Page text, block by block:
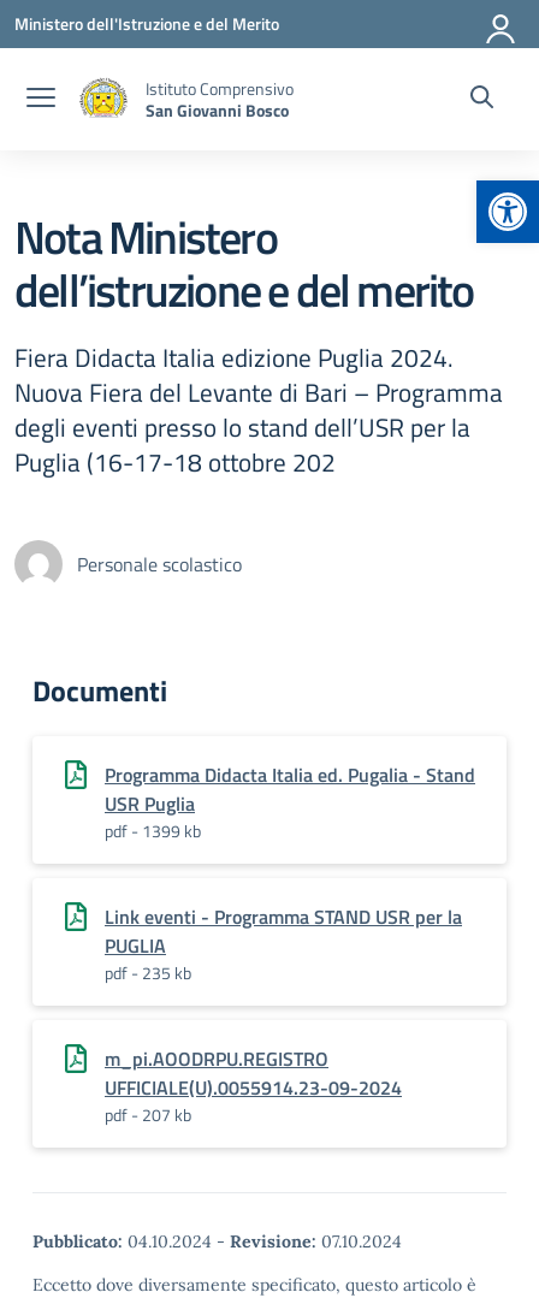
Vai ai contenuti
Vai al menu di navigazione
Vai al footer
Ministero dell'Istruzione e del Merito
Istituto Comprensivo
San Giovanni Bosco
Nota Ministero
dell’istruzione e del merito
Fiera Didacta Italia edizione Puglia 2024.
Nuova Fiera del Levante di Bari – Programma
degli eventi presso lo stand dell’USR per la
Puglia (16-17-18 ottobre 202
Personale scolastico
Documenti
Programma Didacta Italia ed. Pugalia - Stand
USR Puglia
pdf - 1399 kb
Link eventi - Programma STAND USR per la
PUGLIA
pdf - 235 kb
m_pi.AOODRPU.REGISTRO
UFFICIALE(U).0055914.23-09-2024
pdf - 207 kb
Pubblicato: 04.10.2024 - Revisione: 07.10.2024
Eccetto dove diversamente specificato, questo articolo è